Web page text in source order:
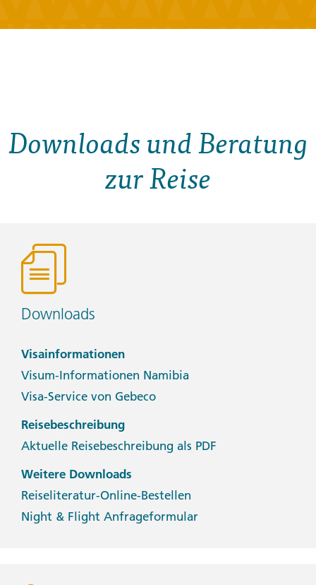
Downloads und Beratung
zur Reise
Downloads
Visainformationen
Visum-Informationen Namibia
Visa-Service von Gebeco
Reisebeschreibung
Aktuelle Reisebeschreibung als PDF
Weitere Downloads
Reiseliteratur-Online-Bestellen
Night & Flight Anfrageformular